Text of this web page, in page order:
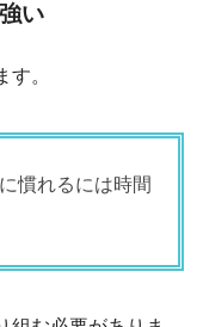
い
す。
慣れるには時間